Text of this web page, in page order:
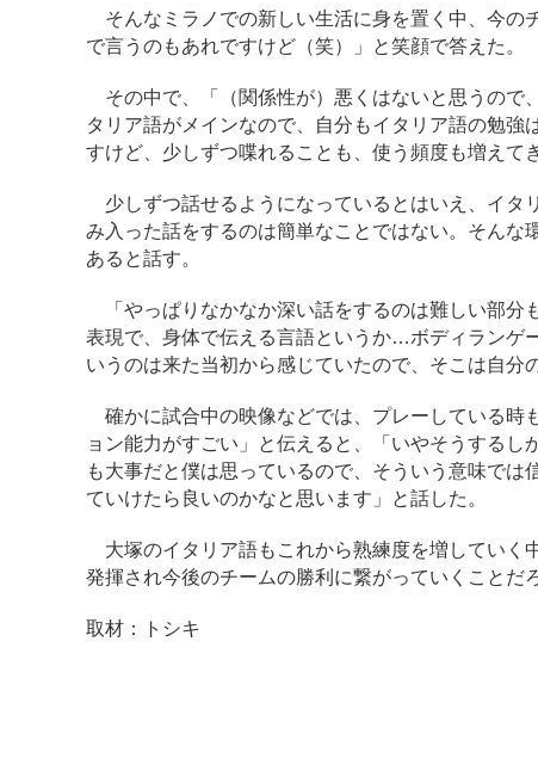
そんなミラノでの新しい生活に身を置く中、今の
で言うのもあれですけど（笑）」と笑顔で答えた。
その中で、「（関係性が）悪くはないと思うので
タリア語がメインなので、自分もイタリア語の勉
すけど、少しずつ喋れることも、使う頻度も増え
少しずつ話せるようになっているとはいえ、イタ
み入った話をするのは簡単なことではない。そん
あると話す。
「やっぱりなかなか深い話をするのは難しい部分
表現で、身体で伝える言語というか…ボディランゲ
いうのは来た当初から感じていたので、そこは自分
確かに試合中の映像などでは、プレーしている時
ョン能力がすごい」と伝えると、「いやそうする
も大事だと僕は思っているので、そういう意味で
ていけたら良いのかなと思います」と話した。
大塚のイタリア語もこれから熟練度を増していく
発揮され今後のチームの勝利に繋がっていくことだ
取材：トシキ